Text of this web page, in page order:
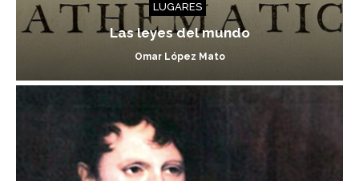
LUGARES
Las leyes del mundo
Omar López Mato